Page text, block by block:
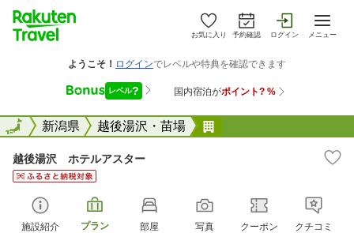
お気に入り 予約確認 ログイン メニュー
全国新潟県 越後湯沢・苗場
全国
越後湯沢 ホテルアスター
施設紹介 プラン 部屋 写真 クーポン クチコミ